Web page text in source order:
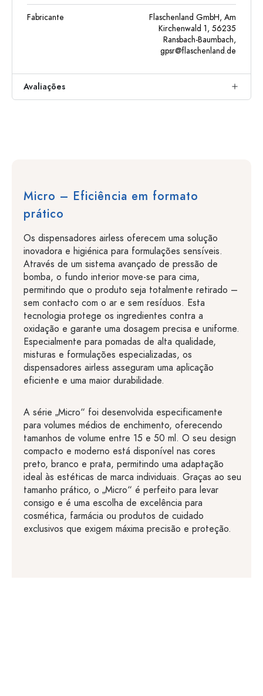
Fabricante
Flaschenland GmbH, Am
Kirchenwald 1, 56235
Ransbach-Baumbach,
gpsr@flaschenland.de
Avaliações
Micro – Eficiência em formato
prático
Os dispensadores airless oferecem uma solução
inovadora e higiénica para formulações sensíveis.
Através de um sistema avançado de pressão de
bomba, o fundo interior move-se para cima,
permitindo que o produto seja totalmente retirado –
sem contacto com o ar e sem resíduos. Esta
tecnologia protege os ingredientes contra a
oxidação e garante uma dosagem precisa e uniforme.
Especialmente para pomadas de alta qualidade,
misturas e formulações especializadas, os
dispensadores airless asseguram uma aplicação
eficiente e uma maior durabilidade.
A série „Micro“ foi desenvolvida especificamente
para volumes médios de enchimento, oferecendo
tamanhos de volume entre 15 e 50 ml. O seu design
compacto e moderno está disponível nas cores
preto, branco e prata, permitindo uma adaptação
ideal às estéticas de marca individuais. Graças ao seu
tamanho prático, o „Micro“ é perfeito para levar
consigo e é uma escolha de excelência para
cosmética, farmácia ou produtos de cuidado
exclusivos que exigem máxima precisão e proteção.